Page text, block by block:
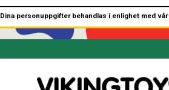
Dina personuppgifter behandlas i enlighet med vår